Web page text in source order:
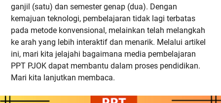
ganjil (satu) dan semester genap (dua). Dengan
kemajuan teknologi, pembelajaran tidak lagi terbatas
pada metode konvensional, melainkan telah melangkah
ke arah yang lebih interaktif dan menarik. Melalui artikel
ini, mari kita jelajahi bagaimana media pembelajaran
PPT PJOK dapat membantu dalam proses pendidikan.
Mari kita lanjutkan membaca.